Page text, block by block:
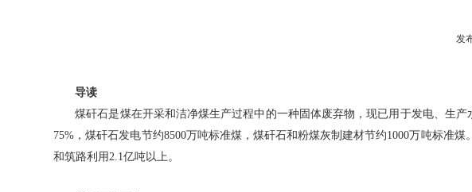
发
导读
煤矸石是煤在开采和洁净煤生产过程中的一种固体废弃物，现已用于发电、生
75%，煤矸石发电节约8500万吨标准煤，煤矸石和粉煤灰制建材节约1000万吨标准
和筑路利用2.1亿吨以上。